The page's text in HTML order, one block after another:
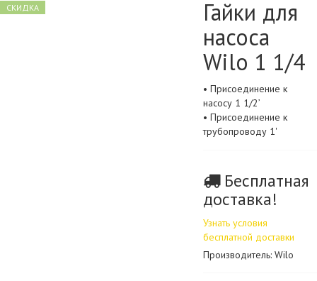
СКИДКА
Гайки для
насоса
Wilo 1 1/4
• Присоединение к
насосу 1 1/2’
• Присоединение к
трубопроводу 1'
Бесплатная
доставка!
Узнать условия
бесплатной доставки
Производитель: Wilo